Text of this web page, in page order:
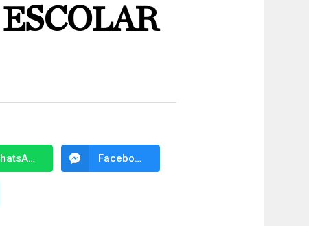
WhatsApp Facebook Messenger